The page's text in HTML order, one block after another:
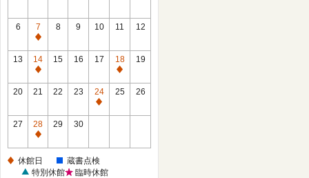
6
7
休
館
日
8 9 10 11 12
13
14
休
館
15 16 17
18
休
館
19
20 21 22 23
24
休
25 26
27
28
休
日
29 30
休館日
蔵書点検
特別休館
臨時休館